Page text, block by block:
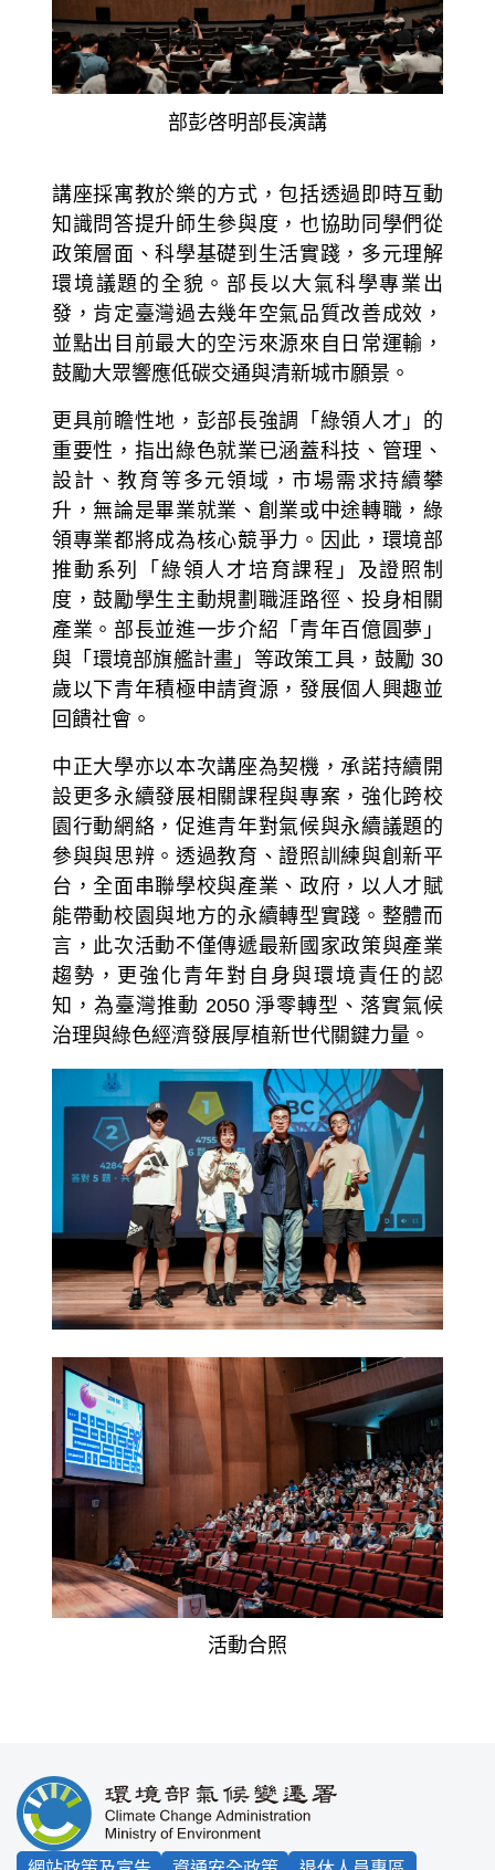
部彭啓明部長演講
講座採寓教於樂的方式，包括透過即時互動
知識問答提升師生參與度，也協助同學們從
政策層面、科學基礎到生活實踐，多元理解
環境議題的全貌。部長以大氣科學專業出
發，肯定臺灣過去幾年空氣品質改善成效，
並點出目前最大的空污來源來自日常運輸，
鼓勵大眾響應低碳交通與清新城市願景。
更具前瞻性地，彭部長強調「綠領人才」的
重要性，指出綠色就業已涵蓋科技、管理、
設計、教育等多元領域，市場需求持續攀
升，無論是畢業就業、創業或中途轉職，綠
領專業都將成為核心競爭力。因此，環境部
推動系列「綠領人才培育課程」及證照制
度，鼓勵學生主動規劃職涯路徑、投身相關
產業。部長並進一步介紹「青年百億圓夢」
與「環境部旗艦計畫」等政策工具，鼓勵 30
歲以下青年積極申請資源，發展個人興趣並
回饋社會。
中正大學亦以本次講座為契機，承諾持續開
設更多永續發展相關課程與專案，強化跨校
園行動網絡，促進青年對氣候與永續議題的
參與與思辨。透過教育、證照訓練與創新平
台，全面串聯學校與產業、政府，以人才賦
能帶動校園與地方的永續轉型實踐。整體而
言，此次活動不僅傳遞最新國家政策與產業
趨勢，更強化青年對自身與環境責任的認
知，為臺灣推動 2050 淨零轉型、落實氣候
治理與綠色經濟發展厚植新世代關鍵力量。
活動合照